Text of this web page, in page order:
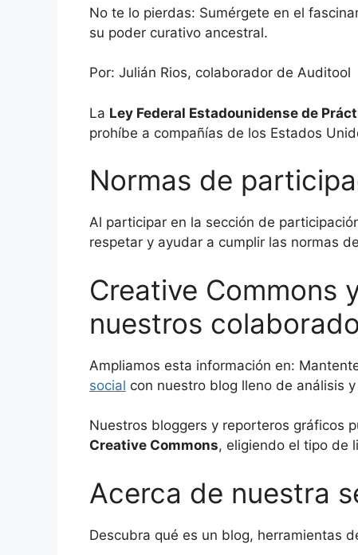
No te lo pierdas: Sumérgete en el
su poder curativo ancestral.
Por: Julián Rios, colaborador de Auditool
La Ley Federal Estadounidense de
prohíbe a compañías de los Estados
Normas de
Al participar en la sección de
respetar y ayudar a cumplir las normas
Creative Commons
nuestros
Ampliamos esta información en:
social con nuestro blog lleno de análisis
Nuestros bloggers y reporteros gráficos
Creative Commons, eligiendo el tipo de
Acerca de nuestra
Descubra qué es un blog, herramientas